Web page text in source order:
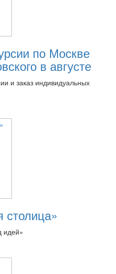
по Москве
в августе
и заказ индивидуальных
столица»
идей»